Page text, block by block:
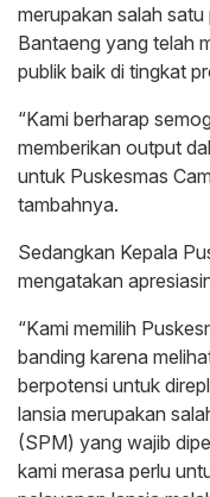
merupakan salah
Bantaeng yang telah
publik baik di tingkat
“Kami berharap
memberikan output
untuk Puskesmas
tambahnya.
Sedangkan Kepala
mengatakan
“Kami memilih
banding karena
berpotensi untuk
lansia merupakan
(SPM) yang wajib
kami merasa perlu